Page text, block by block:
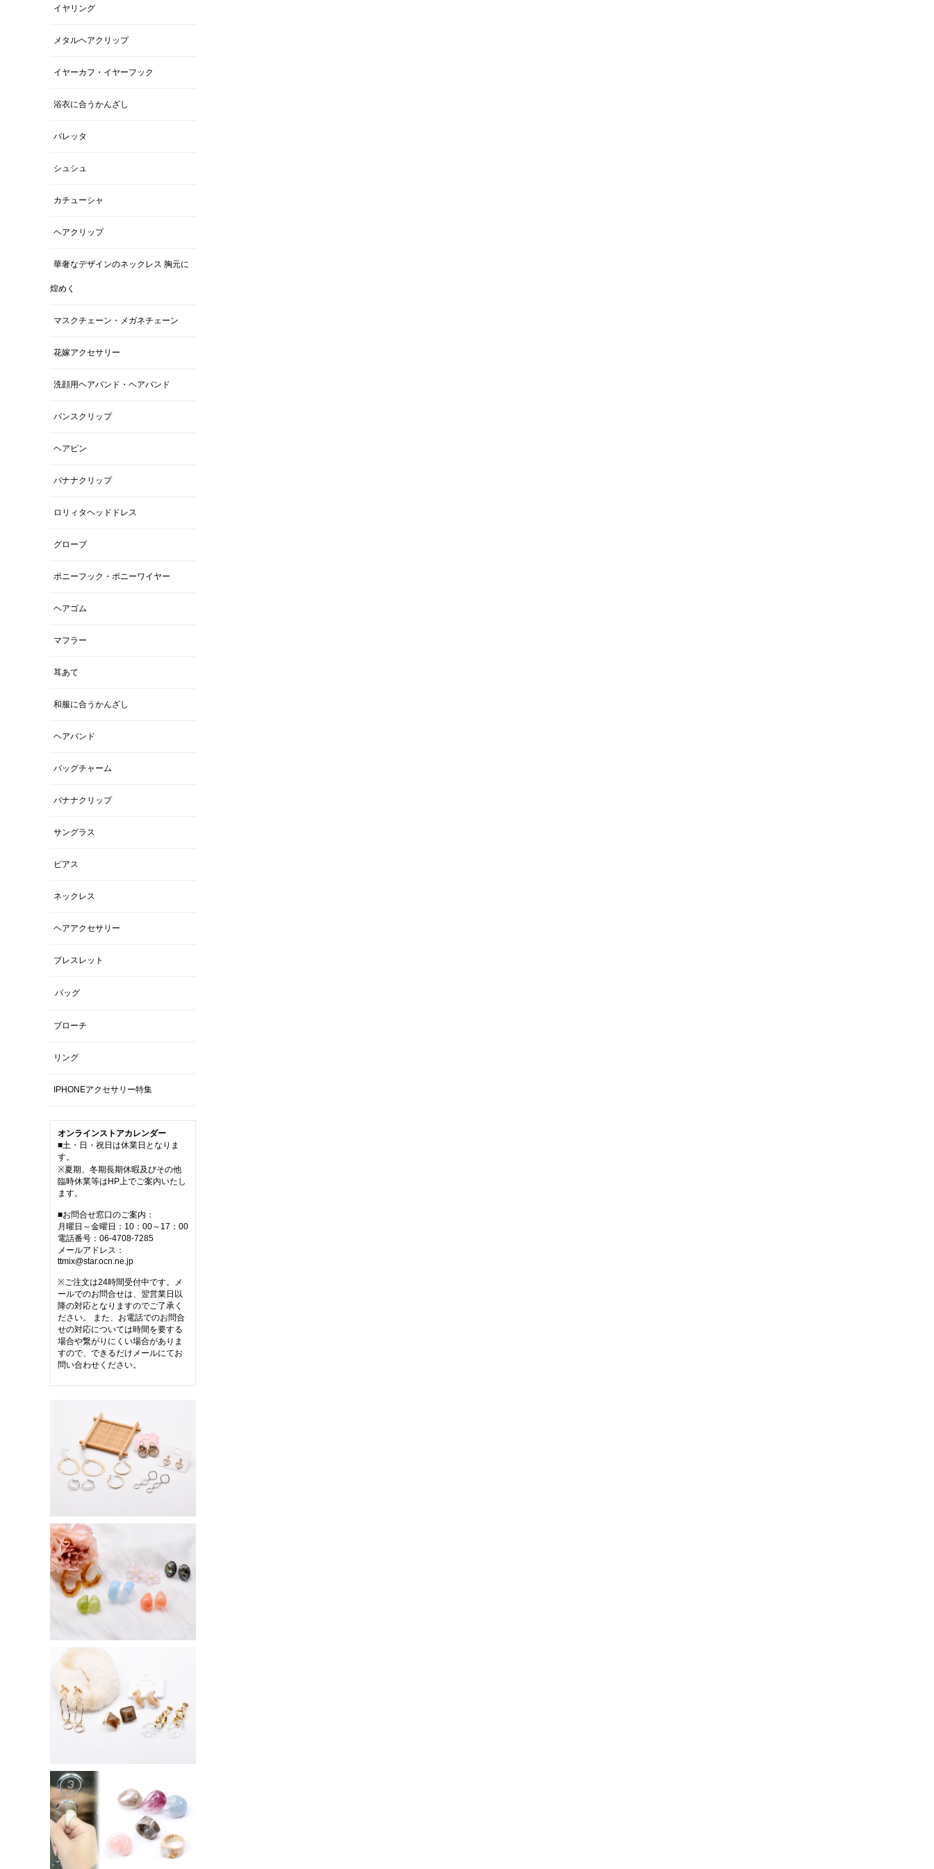
イヤリング
メタルヘアクリップ
イヤーカフ・イヤーフック
浴衣に合うかんざし
バレッタ
シュシュ
カチューシャ
ヘアクリップ
華奢なデザインのネックレス 胸元に
煌めく
マスクチェーン・メガネチェーン
花嫁アクセサリー
洗顔用ヘアバンド・ヘアバンド
バンスクリップ
ヘアピン
バナナクリップ
ロリィタヘッドドレス
グローブ
ポニーフック・ポニーワイヤー
ヘアゴム
マフラー
耳あて
和服に合うかんざし
ヘアバンド
バッグチャーム
バナナクリップ
サングラス
ピアス
ネックレス
ヘアアクセサリー
ブレスレット
バッグ
ブローチ
リング
IPHONEアクセサリー特集
オンラインストアカレンダー
■土・日・祝日は休業日となりま
す。
※夏期、冬期長期休暇及びその他
臨時休業等はHP上でご案内いたし
ます。
■お問合せ窓口のご案内：
月曜日～金曜日：10：00～17：00
電話番号：06-4708-7285
メールアドレス：
ttmix@star.ocn.ne.jp
※ご注文は24時間受付中です。メ
ールでのお問合せは、翌営業日以
降の対応となりますのでご了承く
ださい。 また、お電話でのお問合
せの対応については時間を要する
場合や繋がりにくい場合がありま
すので、できるだけメールにてお
問い合わせください。